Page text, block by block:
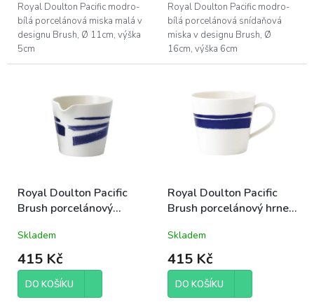
Royal Doulton Pacific modro-
bílá porcelánová miska malá v
designu Brush, Ø 11cm, výška
5cm
Royal Doulton Pacific modro-
bílá porcelánová snídaňová
miska v designu Brush, Ø
16cm, výška 6cm
Royal Doulton Pacific
Brush porcelánový
380ml modro-bílý letní
mořský
Skladem
415 Kč
DO KOŠÍKU
Royal Doulton Pacific
Brush porcelánový hrnek
mořský
Skladem
415 Kč
DO KOŠÍKU